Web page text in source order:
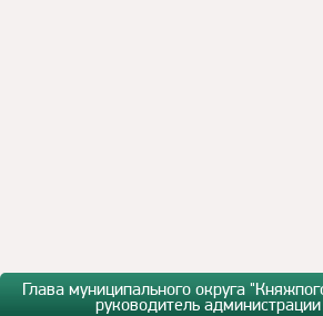
Глава муниципального округа
руководитель администрации